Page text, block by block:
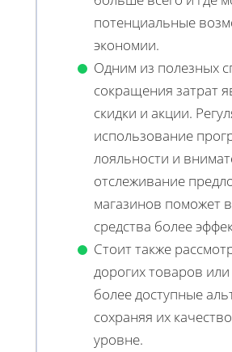
потенциальные
экономии.
Одним из полезных
сокращения затрат
скидки и акции.
использование
лояльности и
отслеживание
магазинов поможет
средства более
Стоит также
дорогих товаров или
более доступные
сохраняя их
уровне.